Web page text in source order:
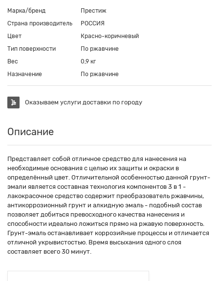
Марка/бренд
Престиж
Страна производитель
РОССИЯ
Цвет
Красно-коричневый
Тип поверхности
По ржавчине
Вес
0,9 кг
Назначение
По ржавчине
Оказываем услуги доставки по городу
Описание
Представляет собой отличное средство для нанесения на
необходимые основания с целью их защиты и окраски в
определённый цвет. Отличительной особенностью данной грунт-
эмали является составная технология компонентов 3 в 1 -
лакокрасочное средство содержит преобразователь ржавчины,
антикоррозионный грунт и алкидную эмаль - подобный состав
позволяет добиться превосходного качества нанесения и
способности идеально ложиться прямо на ржавую поверхность.
Грунт-эмаль останавливает коррозийные процессы и отличается
отличной укрывистостью. Время высыхания одного слоя
составляет всего 30 минут.